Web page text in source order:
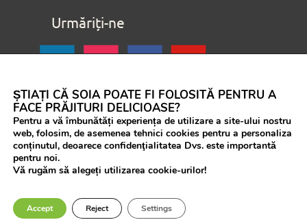
Urmăriți-ne
ȘTIAȚI CĂ SOIA POATE FI FOLOSITĂ PENTRU A
FACE PRĂJITURI DELICIOASE?
Pentru a vă îmbunătăți experiența de utilizare a site-ului nostru
web, folosim, de asemenea tehnici cookies pentru a personaliza
conținutul, deoarece confidenţialitatea Dvs. este importantă
pentru noi.
Vă rugăm să alegeți utilizarea cookie-urilor!
Accept Reject Settings